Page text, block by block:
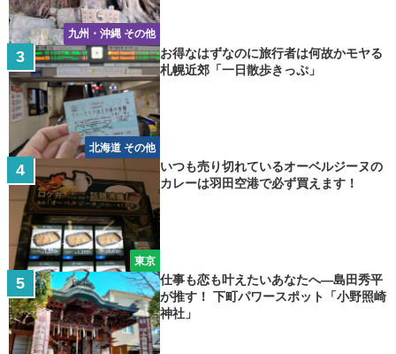
九州・沖縄 その他
北海道 その他
お得なはずなのに旅行者は何故かモヤる
札幌近郊「一日散歩きっぷ」
東京
いつも売り切れているオーベルジーヌの
カレーは羽田空港で必ず買えます！
仕事も恋も叶えたいあなたへ―島田秀平
が推す！ 下町パワースポット「小野照崎
神社」